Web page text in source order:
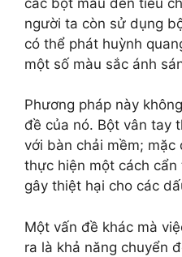
người ta còn sử dụng
có thể phát huỳnh
một số màu sắc ánh
Phương pháp này
đề của nó. Bột vân tay
với bàn chải mềm;
thực hiện một cách
gây thiệt hại cho các
Một vấn đề khác mà
ra là khả năng chuyển